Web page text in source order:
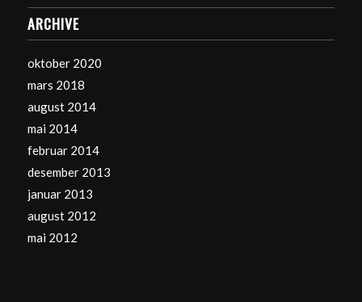
ARCHIVE
oktober 2020
mars 2018
august 2014
mai 2014
februar 2014
desember 2013
januar 2013
august 2012
mai 2012